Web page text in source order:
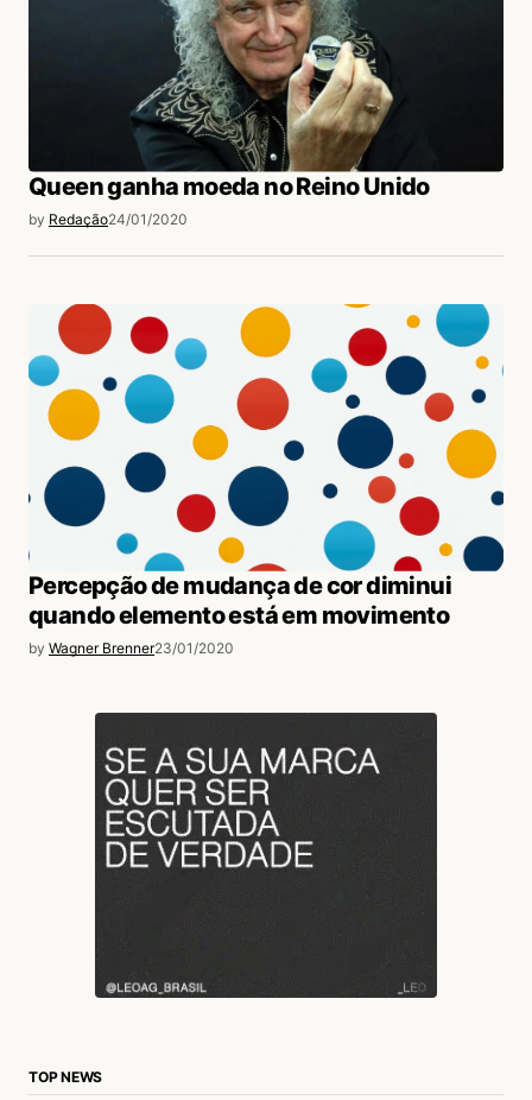
Queen ganha moeda no Reino Unido
by Redação24/01/2020
Percepção de mudança de cor diminui
quando elemento está em movimento
by Wagner Brenner23/01/2020
TOP NEWS